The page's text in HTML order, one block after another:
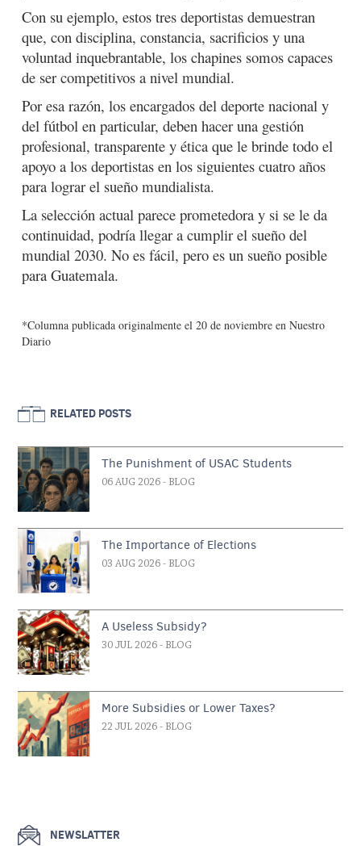
Con su ejemplo, estos tres deportistas demuestran
que, con disciplina, constancia, sacrificios y una
voluntad inquebrantable, los chapines somos capaces
de ser competitivos a nivel mundial.
Por esa razón, los encargados del deporte nacional y
del fútbol en particular, deben hacer una gestión
profesional, transparente y ética que le brinde todo el
apoyo a los deportistas en los siguientes cuatro años
para lograr el sueño mundialista.
La selección actual parece prometedora y si se le da
continuidad, podría llegar a cumplir el sueño del
mundial 2030. No es fácil, pero es un sueño posible
para Guatemala.
*Columna publicada originalmente el 20 de noviembre en Nuestro
Diario
RELATED POSTS
The Punishment of USAC Students
06 AUG 2026 - BLOG
The Importance of Elections
03 AUG 2026 - BLOG
A Useless Subsidy?
30 JUL 2026 - BLOG
More Subsidies or Lower Taxes?
22 JUL 2026 - BLOG
NEWSLATTER